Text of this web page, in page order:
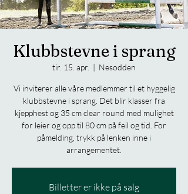
Klubbstevne i sprang
tir. 15. apr.
  |
Nesodden
Vi inviterer alle våre medlemmer til et hyggelig
klubbstevne i sprang. Det blir klasser fra
kjepphest og 35 cm clear round med mulighet
for leier og opp til 80 cm på feil og tid. For
påmelding, trykk på lenken inne i
arrangementet.
Billetter er ikke på salg